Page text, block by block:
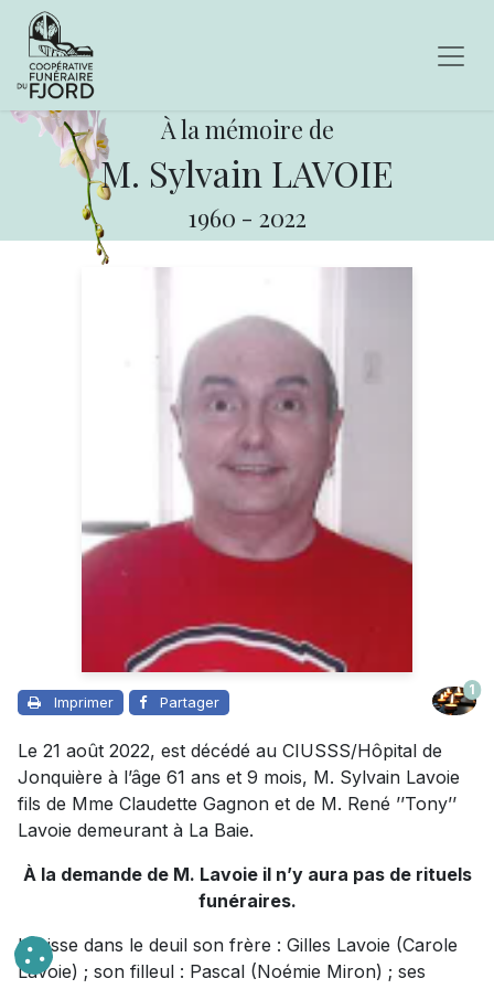
À la mémoire de
M. Sylvain LAVOIE
1960 - 2022
Imprimer Partager
1
Le 21 août 2022, est décédé au CIUSSS/Hôpital de
Jonquière à l’âge 61 ans et 9 mois, M. Sylvain Lavoie
fils de Mme Claudette Gagnon et de M. René ’’Tony’’
Lavoie demeurant à La Baie.
À la demande de M. Lavoie il n’y aura pas de rituels
funéraires.
Il laisse dans le deuil son frère : Gilles Lavoie (Carole
Lavoie) ; son filleul : Pascal (Noémie Miron) ; ses